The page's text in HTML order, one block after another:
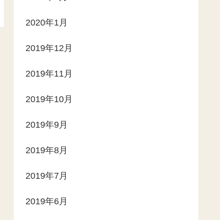
2020年1月
2019年12月
2019年11月
2019年10月
2019年9月
2019年8月
2019年7月
2019年6月